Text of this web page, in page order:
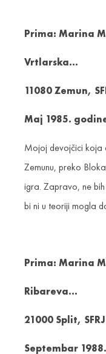
Prima: Marina
Vrtlarska…
11080 Zemun,
Maj 1985.
Mojoj devojčici koja
Zemunu, preko
igra. Zapravo, ne
bi ni u teoriji mogla
Prima: Marina
Ribareva…
21000 Split, SFRJ
Septembar